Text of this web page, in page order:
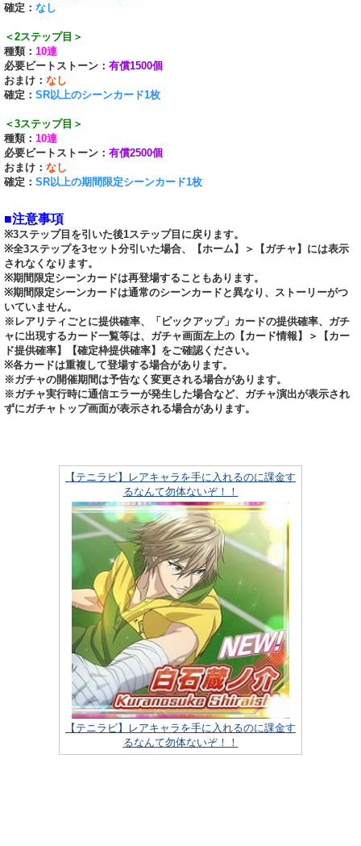
確定： なし
＜2ステップ目＞
種類： 10連
必要ビートストーン： 有償1500個
おまけ： なし
確定： SR以上のシーンカード1枚
＜3ステップ目＞
種類： 10連
必要ビートストーン： 有償2500個
おまけ： なし
確定： SR以上の期間限定シーンカード1枚
■注意事項
※3ステップ目を引いた後1ステップ目に戻ります。
※全3ステップを3セット分引いた場合、【ホーム】＞【ガチャ】には表示
されなくなります。
※期間限定シーンカードは再登場することもあります。
※期間限定シーンカードは通常のシーンカードと異なり、ストーリーがつ
いていません。
※レアリティごとに提供確率、「ピックアップ」カードの提供確率、ガチ
ャに出現するカード一覧等は、ガチャ画面左上の【カード情報】＞【カー
ド提供確率】【確定枠提供確率】をご確認ください。
※各カードは重複して登場する場合があります。
※ガチャの開催期間は予告なく変更される場合があります。
※ガチャ実行時に通信エラーが発生した場合など、ガチャ演出が表示され
ずにガチャトップ画面が表示される場合があります。
【テニラビ】レアキャラを手に入れるのに課金す
るなんて勿体ないぞ！！
【テニラビ】レアキャラを手に入れるのに課金す
るなんて勿体ないぞ！！